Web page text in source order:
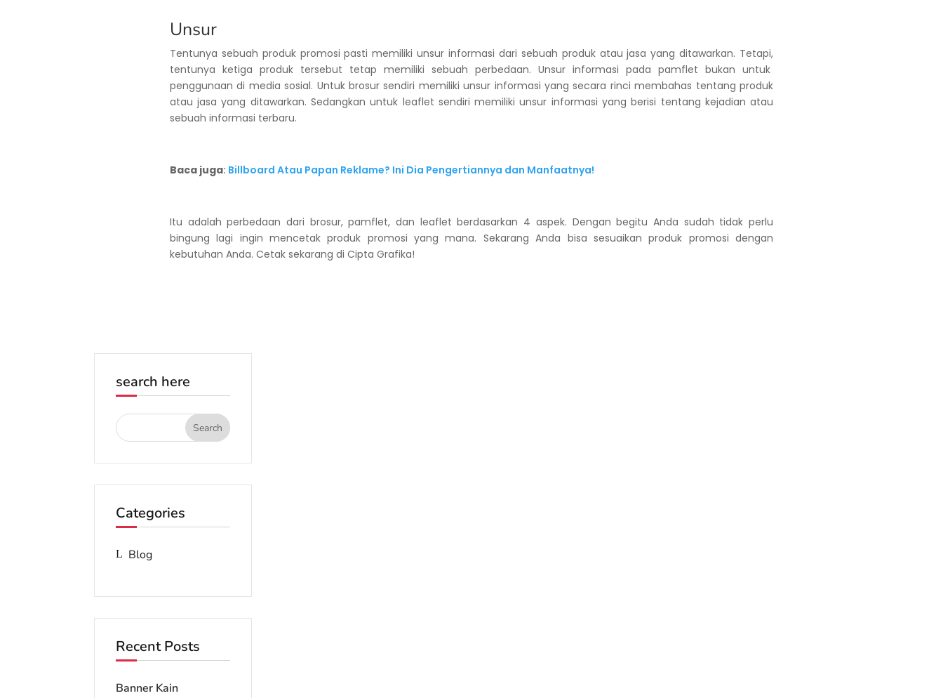
Unsur
Tentunya sebuah produk promosi pasti memiliki unsur informasi dari sebuah produk atau jasa yang ditawarkan. Tetapi,
tentunya ketiga produk tersebut tetap memiliki sebuah perbedaan. Unsur informasi pada pamflet bukan untuk
penggunaan di media sosial. Untuk brosur sendiri memiliki unsur informasi yang secara rinci membahas tentang produk
atau jasa yang ditawarkan. Sedangkan untuk leaflet sendiri memiliki unsur informasi yang berisi tentang kejadian atau
sebuah informasi terbaru.
Baca juga: Billboard Atau Papan Reklame? Ini Dia Pengertiannya dan Manfaatnya!
Itu adalah perbedaan dari brosur, pamflet, dan leaflet berdasarkan 4 aspek. Dengan begitu Anda sudah tidak perlu
bingung lagi ingin mencetak produk promosi yang mana. Sekarang Anda bisa sesuaikan produk promosi dengan
kebutuhan Anda. Cetak sekarang di Cipta Grafika!
search here
Categories
Blog
Recent Posts
Banner Kain